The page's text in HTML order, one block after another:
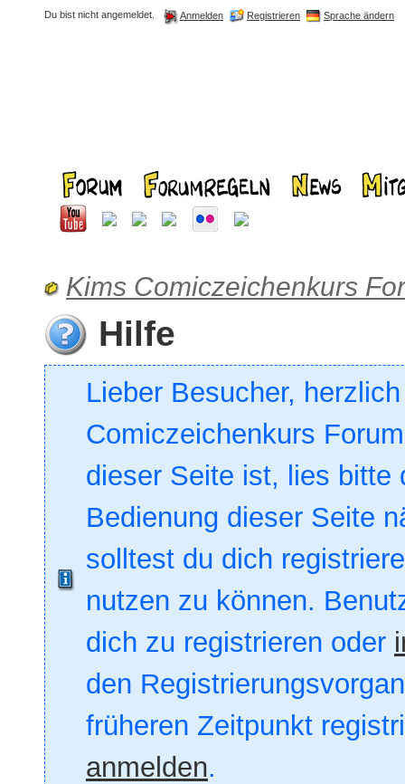
Du bist nicht angemeldet. Anmelden Registrieren Sprache ändern
Kims Comiczeichenkurs
Hilfe
Lieber Besucher,
Comiczeichenkurs
dieser Seite ist, lies bitte
Bedienung dieser Seite
solltest du dich
nutzen zu können.
dich zu registrieren oder
den
früheren Zeitpunkt
anmelden.